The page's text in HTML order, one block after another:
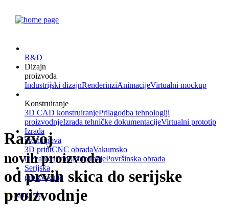
R&D
Dizajn
proizvoda
Industrijski dizajnRenderinziAnimacijeVirtualni mockup
Konstruiranje
3D CAD konstruiranjePrilagodba tehnologiji
proizvodnjeIzrada tehničke dokumentacijeVirtualni prototip
Izrada
prototipova
3D printCNC obradaVakumsko
lijevanjeTermoformiranjePovršinska obrada
Serijska
proizvodnja
hr|eng|de
Razvoj
novih proizvoda
od prvih skica do serijske
proizvodnje